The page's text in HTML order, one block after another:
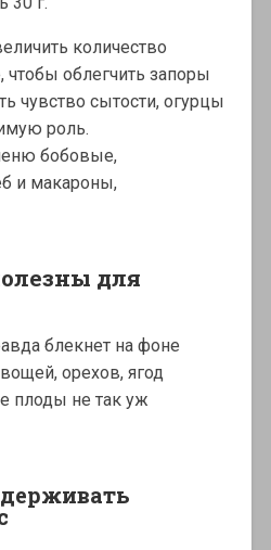
количество
чтобы облегчить запоры
чувство сытости, огурцы
роль.
бобовые,
и макароны,
для
блекнет на фоне
орехов, ягод
плоды не так уж